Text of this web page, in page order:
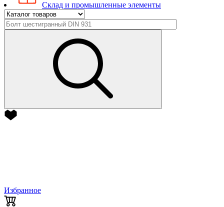
Склад и промышленные элементы
Избранное